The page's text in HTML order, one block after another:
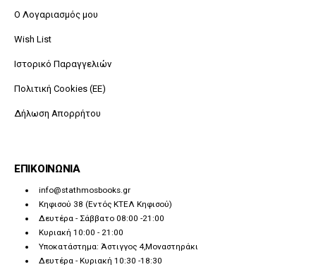
O Λογαριασμός μου
Wish List
Ιστορικό Παραγγελιών
Πολιτική Cookies (ΕΕ)
Δήλωση Απορρήτου
ΕΠΙΚΟΙΝΩΝΙΑ
info@stathmosbooks.gr
Κηφισού 38 (Εντός ΚΤΕΛ Κηφισού)
Δευτέρα - Σάββατο 08:00 -21:00
Κυριακή 10:00 - 21:00
Υποκατάστημα: Άστιγγος 4,Μοναστηράκι
Δευτέρα - Κυριακή 10:30 -18:30